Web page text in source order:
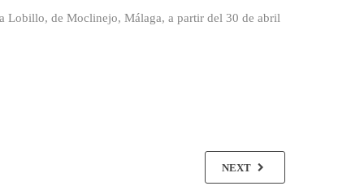
Lobillo, de Moclinejo, Málaga, a partir del 30 de abril
NEXT